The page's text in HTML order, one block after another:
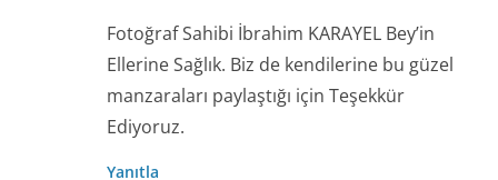
Fotoğraf Sahibi İbrahim KARAYEL Bey’in
Ellerine Sağlık. Biz de kendilerine bu güzel
manzaraları paylaştığı için Teşekkür
Ediyoruz.
Yanıtla